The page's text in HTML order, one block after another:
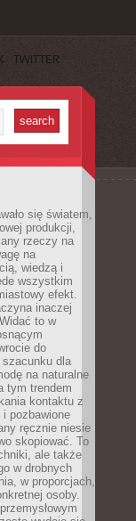
TWITTER
się światem,
produkcji,
rzeczy na
na
wiedzą i
wszystkim
efekt.
inaczej
to w
do
dla
na naturalne
tym trendem
kontaktu z
pozbawione
ręcznie niesie
skopiować. To
ale także
w drobnych
w proporcjach,
osoby.